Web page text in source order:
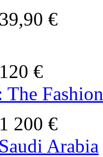
39,90 €
120 €
1 200 €
Arabia